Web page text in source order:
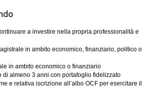
a investire nella propria professionalità e
in ambito economico, finanziario, politico o
in ambito economico o finanziario
di almeno 3 anni con portafoglio fidelizzato
e relativa iscrizione all’albo OCF per esercitare il